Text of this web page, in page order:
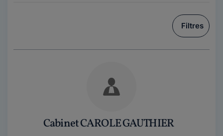
Filtres
Cabinet CAROLE GAUTHIER